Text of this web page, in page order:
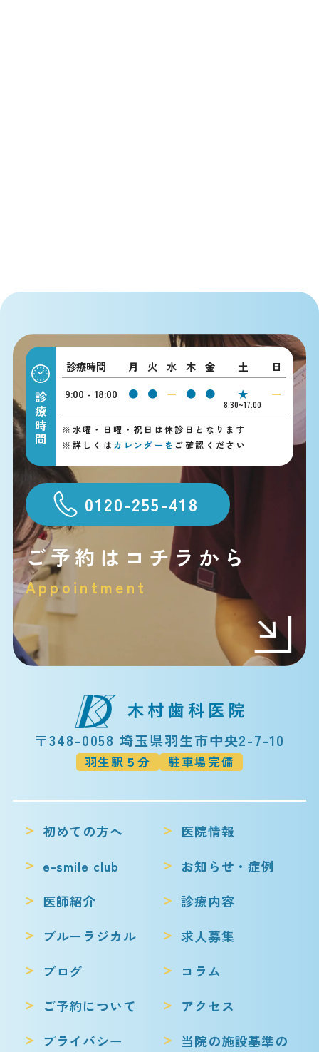
診療時間
診療時間 月 火 水 木 金 土
日
9:00 - 18:00
● ● ー ● ● ★
8:30~17:00
ー
※ 水曜・日曜・祝日は休診日となります
※ 詳しくは カレンダーを ご確認ください
0120-255-418
ご予約はコチラから
Appointment
〒348-0058 埼玉県羽生市中央2-7-10
羽生駅５分 駐車場完備
初めての方へ
医院情報
e-smile club
お知らせ・症例
医師紹介
診療内容
ブルーラジカル
求人募集
ブログ
コラム
ご予約について
アクセス
プライバシー
当院の施設基準の